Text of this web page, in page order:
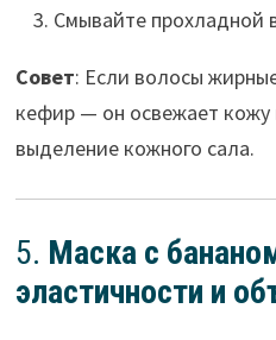
Смывайте прохладной
Совет: Если волосы
кефир — он освежает кожу
выделение кожного сала.
5. Маска с
эластичности и